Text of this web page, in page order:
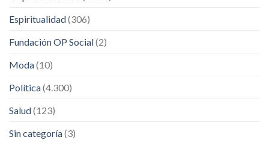
Espiritualidad(306)
Fundación OP Social(2)
Moda(10)
Política(4.300)
Salud(123)
Sin categoría(3)